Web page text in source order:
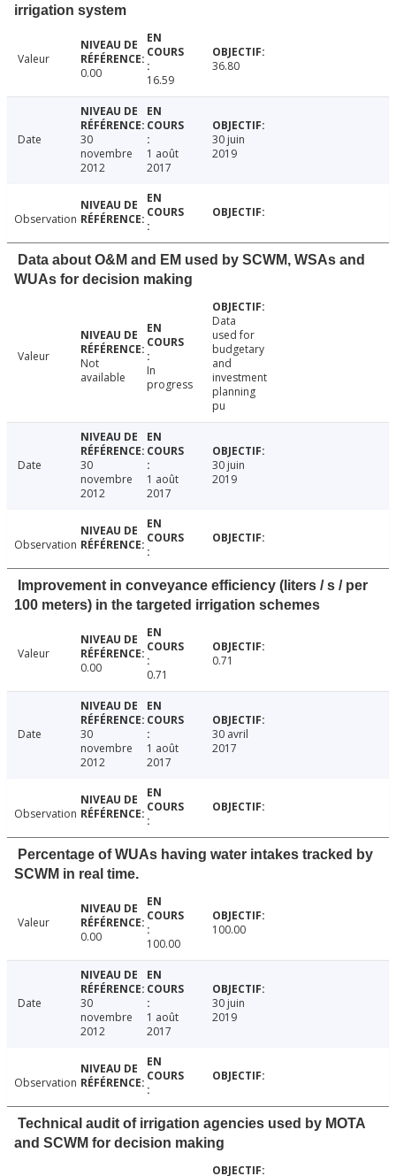
irrigation system
Valeur
0.00
16.59
36.80
Date
30
novembre
2012
1 août
2017
30 juin
2019
Observation
Data about O&M and EM used by SCWM, WSAs and
WUAs for decision making
Valeur
Not
available
In
progress
Data
used for
budgetary
and
investment
planning
pu
Date
30
novembre
2012
1 août
2017
30 juin
2019
Observation
Improvement in conveyance efficiency (liters / s / per
100 meters) in the targeted irrigation schemes
Valeur
0.00
0.71
0.71
Date
30
novembre
2012
1 août
2017
30 avril
2017
Observation
Percentage of WUAs having water intakes tracked by
SCWM in real time.
Valeur
0.00
100.00
100.00
Date
30
novembre
2012
1 août
2017
30 juin
2019
Observation
Technical audit of irrigation agencies used by MOTA
and SCWM for decision making